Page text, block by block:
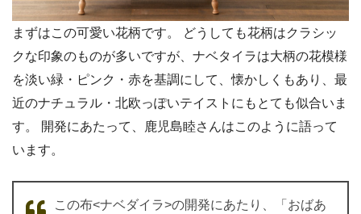
まずはこの可愛い花柄です。 どうしても花柄はクラシッ
クな印象のものが多いですが、ナベタイラは大柄の花模様
を淡い緑・ピンク・赤を基調にして、懐かしくもあり、最
近のナチュラル・北欧っぽいテイストにもとても似合いま
す。 開発にあたって、鹿児島睦さんはこのように語って
います。
この布<ナベダイラ>の開発にあたり、「おばあ